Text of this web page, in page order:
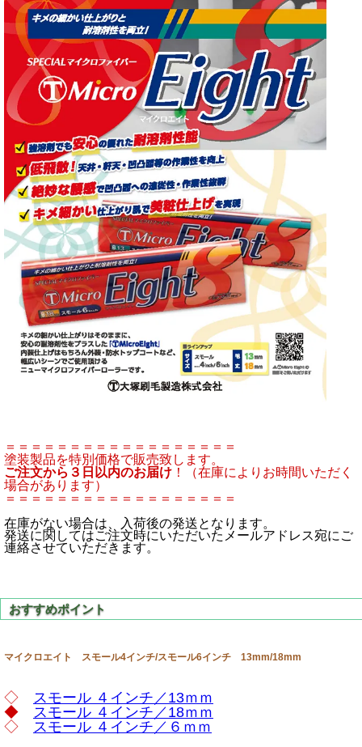
＝＝＝＝＝＝＝＝＝＝＝＝＝＝＝＝＝＝
塗装製品を特別価格で販売致します。
ご注文から３日以内のお届け ！（在庫によりお時間いただく
場合があります）
＝＝＝＝＝＝＝＝＝＝＝＝＝＝＝＝＝＝
在庫がない場合は、入荷後の発送となります。
発送に関してはご注文時にいただいたメールアドレス宛にご
連絡させていただきます。
マイクロエイト スモール4インチ/スモール6インチ 13mm/18mm
◇ スモール ４インチ／13ｍｍ
◆ スモール ４インチ／18ｍｍ
◇ スモール ４インチ／６ｍｍ